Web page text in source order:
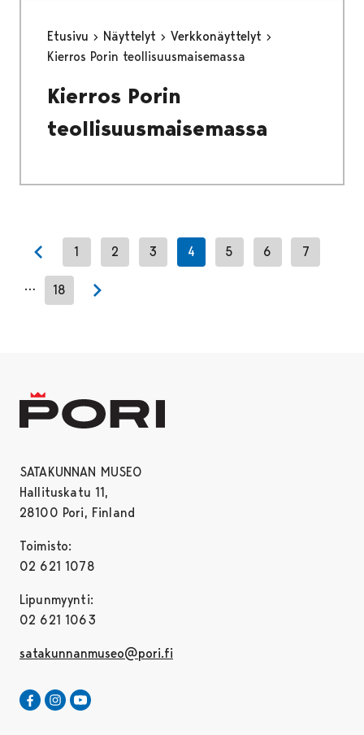
Etusivu Näyttelyt
Verkkonäyttelyt
Kierros Porin teollisuusmaisemassa
Kierros Porin
teollisuusmaisemassa
Previous page
1 2 3 4 5 6 7
… 18
Next page
SATAKUNNAN MUSEO
Hallituskatu 11,
28100 Pori, Finland
Toimisto:
02 621 1078
Lipunmyynti:
02 621 1063
satakunnanmuseo@pori.fi
Satakunnan Museo Facebookissa
Avautuu uudessa välilehdessä
Satakunnan Museo Instagrammissa
Avautuu uudessa välilehdessä